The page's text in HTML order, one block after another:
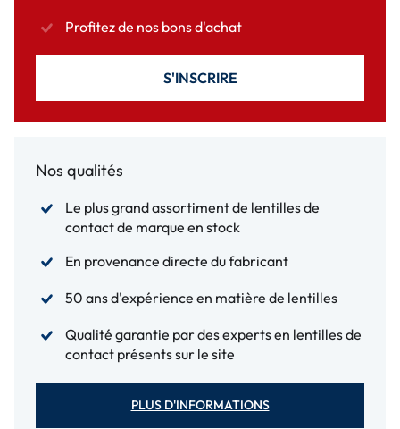
Profitez de nos bons d'achat
S'INSCRIRE
Nos qualités
Le plus grand assortiment de lentilles de
contact de marque en stock
En provenance directe du fabricant
50 ans d'expérience en matière de lentilles
Qualité garantie par des experts en lentilles de
contact présents sur le site
PLUS D'INFORMATIONS